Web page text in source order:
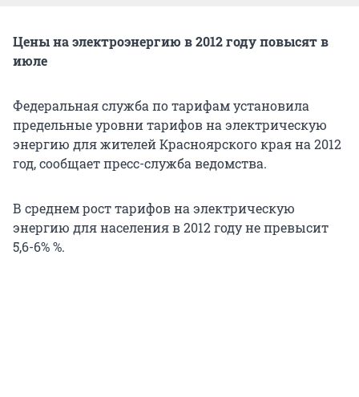
Цены на электроэнергию в 2012 году повысят в
июле
Федеральная служба по тарифам установила
предельные уровни тарифов на электрическую
энергию для жителей Красноярского края на 2012
год, сообщает пресс-служба ведомства.
В среднем рост тарифов на электрическую
энергию для населения в 2012 году не превысит
5,6-6% %.